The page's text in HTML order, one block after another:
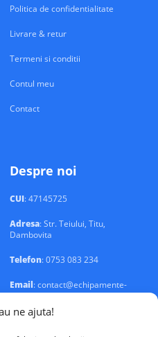
ne ajuta!
Politica de confidentialitate
Livrare & retur
Termeni si conditii
Contul meu
Contact
Despre noi
CUI: 47145725
Adresa: Str. Teiului, Titu,
Dambovita
Telefon: 0753 083 234
Email: contact@echipamente-
electrice.ro